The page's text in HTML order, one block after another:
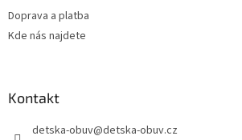
Doprava a platba
Kde nás najdete
Kontakt
detska-obuv@detska-obuv.cz